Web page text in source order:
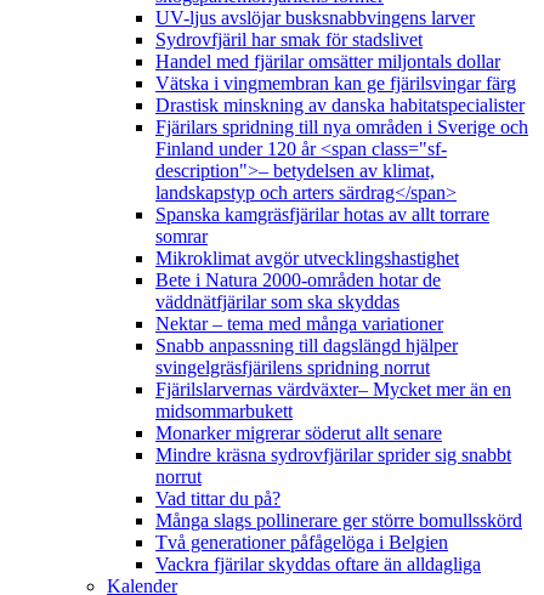
UV-ljus avslöjar busksnabbvingens larver
Sydrovfjäril har smak för stadslivet
Handel med fjärilar omsätter miljontals dollar
Vätska i vingmembran kan ge fjärilsvingar färg
Drastisk minskning av danska habitatspecialister
Fjärilars spridning till nya områden i Sverige och
Finland under 120 år <span class="sf-
description">– betydelsen av klimat,
landskapstyp och arters särdrag</span>
Spanska kamgräsfjärilar hotas av allt torrare
somrar
Mikroklimat avgör utvecklingshastighet
Bete i Natura 2000-områden hotar de
väddnätfjärilar som ska skyddas
Nektar – tema med många variationer
Snabb anpassning till dagslängd hjälper
svingelgräsfjärilens spridning norrut
Fjärilslarvernas värdväxter– Mycket mer än en
midsommarbukett
Monarker migrerar söderut allt senare
Mindre kräsna sydrovfjärilar sprider sig snabbt
norrut
Vad tittar du på?
Många slags pollinerare ger större bomullsskörd
Två generationer påfågelöga i Belgien
Vackra fjärilar skyddas oftare än alldagliga
Kalender